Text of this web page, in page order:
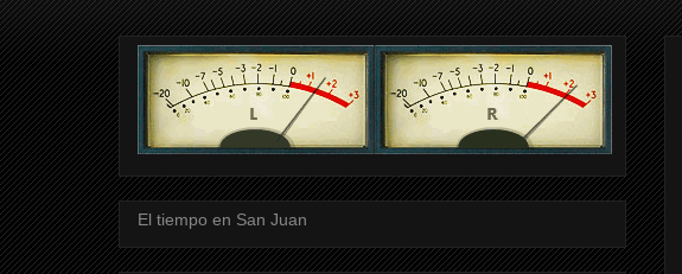
El tiempo en San Juan